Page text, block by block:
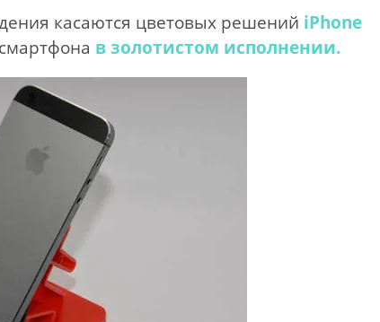
касаются цветовых решений iPhone
в золотистом исполнении.